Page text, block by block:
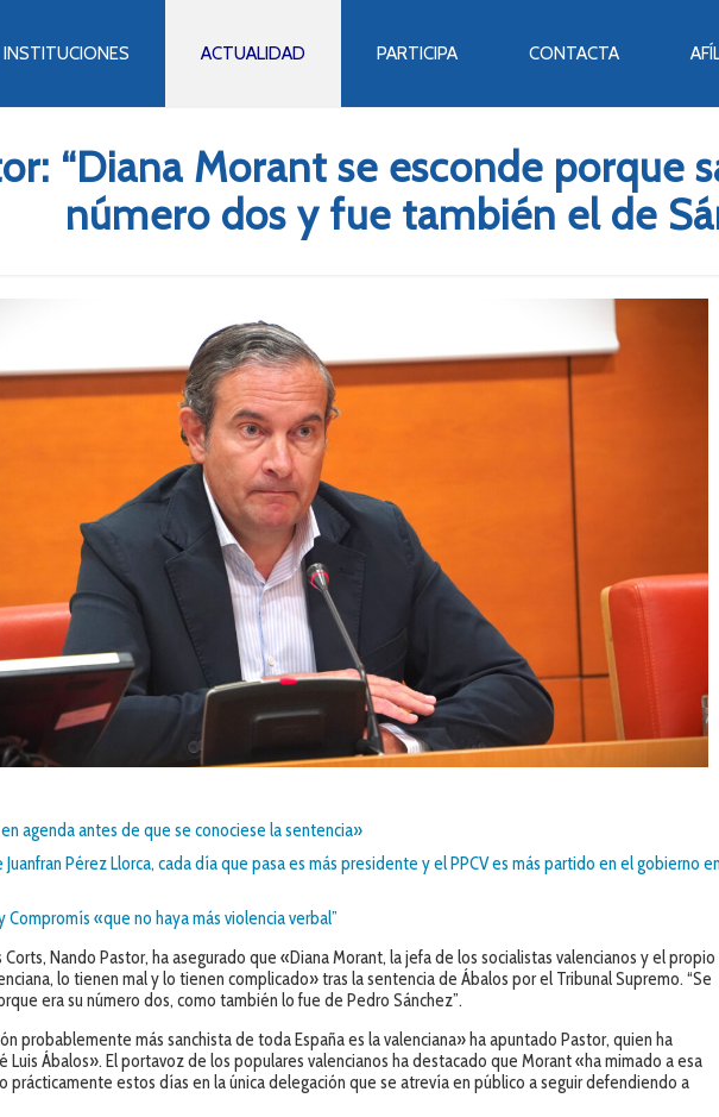
INSTITUCIONES ACTUALIDAD PARTICIPA CONTACTA
“Diana Morant se esconde porque
número dos y fue también el de
agenda antes de que se conociese la sentencia»
Pérez Llorca, cada día que pasa es más presidente y el PPCV es más partido en el gobierno
Compromís «que no haya más violencia verbal”
Corts, Nando Pastor, ha asegurado que «Diana Morant, la jefa de los socialistas valencianos y el propio
lo tienen mal y lo tienen complicado» tras la sentencia de Ábalos por el Tribunal Supremo. “Se
era su número dos, como también lo fue de Pedro Sánchez”.
probablemente más sanchista de toda España es la valenciana» ha apuntado Pastor, quien ha
Luis Ábalos». El portavoz de los populares valencianos ha destacado que Morant «ha mimado a esa
prácticamente estos días en la única delegación que se atrevía en público a seguir defendiendo a